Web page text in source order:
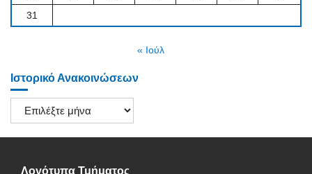
31
« Ιούλ
Ιστορικό Ανακοινώσεων
Ιστορικό
Ανακοινώσεων
Λογότυπα Τμήματος